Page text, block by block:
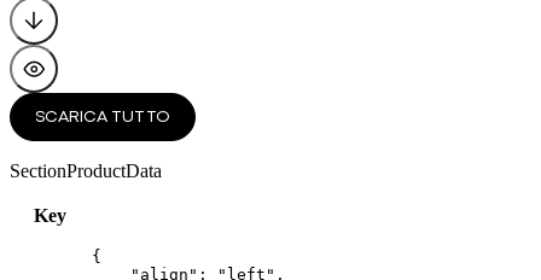
SCARICA TUTTO
SectionProductData
Key
{
    "align": "left",